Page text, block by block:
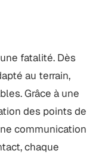
fatalité. Dès
au terrain,
Grâce à une
des points de
communication
chaque